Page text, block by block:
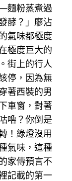
麵粉蒸煮過
酵？」廖沾
氣味都極度
極度巨大的
街上的行人
停，因為無
著西裝的男
車窗，對著
嚕？你倒是
！綠燈沒用
氣味，這種
家傳預言不
記載的第一